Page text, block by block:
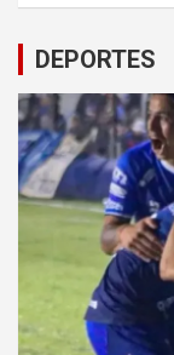
DEPORTES